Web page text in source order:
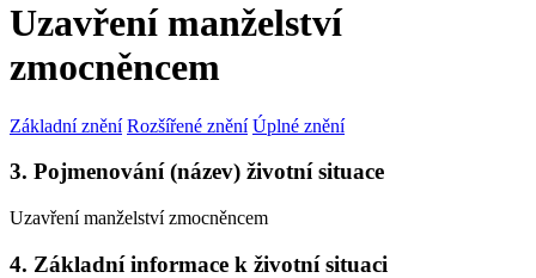
Uzavření manželství
zmocněncem
Základní znění Rozšířené znění Úplné znění
3. Pojmenování (název) životní situace
Uzavření manželství zmocněncem
4. Základní informace k životní situaci